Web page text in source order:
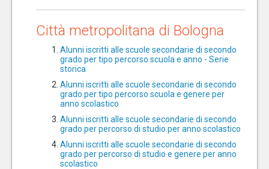
Città metropolitana di Bologna
Alunni iscritti alle scuole secondarie di secondo
grado per tipo percorso scuola e anno - Serie
storica
Alunni iscritti alle scuole secondarie di secondo
grado per tipo percorso scuola e genere per
anno scolastico
Alunni iscritti alle scuole secondarie di secondo
grado per percorso di studio per anno scolastico
Alunni iscritti alle scuole secondarie di secondo
grado per percorso di studio e genere per anno
scolastico